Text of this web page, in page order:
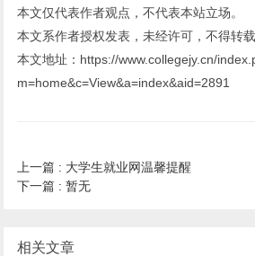
本文仅代表作者观点，不代表本站立场。
本文系作者授权发表，未经许可，不得转载
本文地址：https://www.collegejy.cn/
m=home&c=View&a=index&aid=2891
上一篇 : 大学生就业网温馨提醒
下一篇 : 暂无
相关文章